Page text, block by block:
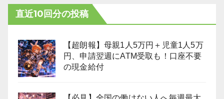
直近10回分の投稿
【超朗報】母親1人5万円＋児童1人5万
円、申請翌週にATM受取も！口座不要
の現金給付